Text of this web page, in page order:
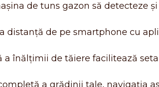
de tuns gazon să detecteze
distanță de pe smartphone cu
a înălțimii de tăiere facilitează
a grădinii tale, navigația